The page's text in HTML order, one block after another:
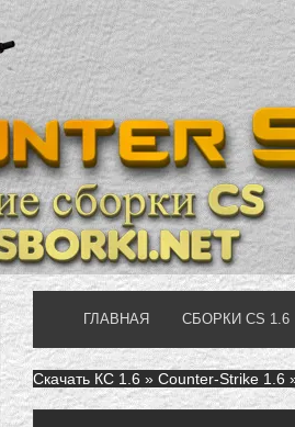
ГЛАВНАЯ СБОРКИ CS 1.6
Скачать КС 1.6 » Counter-Strike 1.6